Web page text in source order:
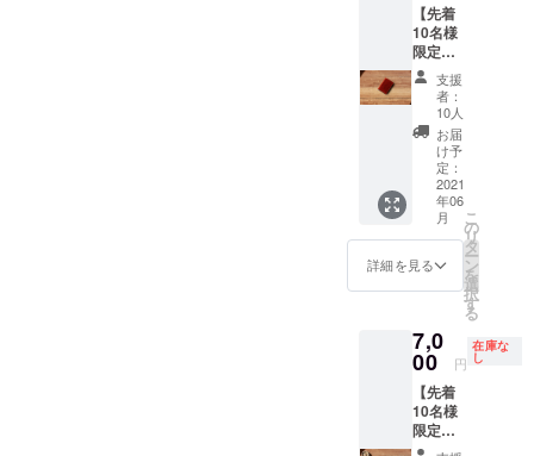
【先着
10名様
限定】
早期割
引
53%OF
F 希望
小売価
¥15,000
→¥7,00
0 「Di
molto
bene」
（ディ
モール
ネ）
キャッ
シュレ
ス財布
カ
ラー：
ブラウ
支援
者：
10人
お届
け予
定：
2021
年06
月
詳細を見る
こ
の
リ
タ
ー
ン
を
選
択
す
る
7,0
00 円
在庫な
し
【先着
10名様
限定】
早期割